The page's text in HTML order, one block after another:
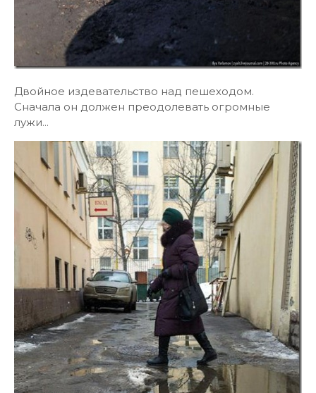
Двойное издевательство над пешеходом.
Сначала он должен преодолевать огромные
лужи...